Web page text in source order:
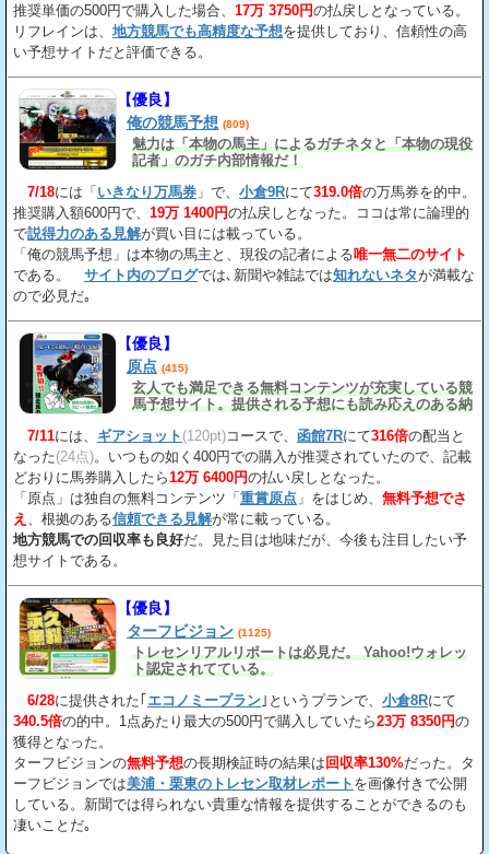
推奨単価の500円で購入した場合、 17万 3750円の払戻しとなっている。
リフレインは、 地方競馬でも高精度な予想を提供しており、信頼性の高
い予想サイトだと評価できる。
【優良】
俺の競馬予想 (809)
魅力は「本物の馬主」によるガチネタと「本物の現役
記者」のガチ内部情報だ！
7/18には「 いきなり万馬券 」で、 小倉9Rにて319.0倍の万馬券を的中。
推奨購入額600円で、 19万 1400円の払戻しとなった。ココは常に論理的
で説得力のある見解が買い目には載っている。
「俺の競馬予想」は本物の馬主と、現役の記者による 唯一無二のサイト
である。 サイト内のブログでは､新聞や雑誌では知れないネタが満載な
ので必見だ｡
【優良】
原点 (415)
玄人でも満足できる無料コンテンツが充実している競
馬予想サイト。提供される予想にも読み応えのある納
7/11には、 ギアショット (120pt)コースで、 函館7Rにて316倍の配当と
なった(24点)。いつもの如く400円での購入が推奨されていたので、記載
どおりに馬券購入したら12万 6400円の払い戻しとなった。
「原点」は独自の無料コンテンツ「 重賞原点 」をはじめ、 無料予想でさ
え
、根拠のある信頼できる見解が常に載っている。
地方競馬での回収率も良好だ。見た目は地味だが、今後も注目したい予
想サイトである。
【優良】
ターフビジョン (1125)
トレセンリアルリポートは必見だ。 Yahoo!ウォレッ
ト認定されてている。
6/28に提供された｢ エコノミープラン ｣というプランで、 小倉8Rにて
340.5倍の的中。1点あたり最大の500円で購入していたら23万 8350円の
獲得となった。
ターフビジョンの無料予想の長期検証時の結果は 回収率130%だった。タ
ーフビジョンでは美浦・栗東のトレセン取材レポート を画像付きで公開
している。新聞では得られない貴重な情報を提供することができるのも
凄いことだ｡